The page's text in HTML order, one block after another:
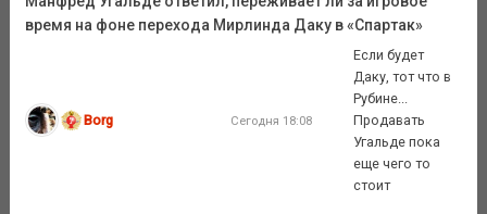
время на фоне перехода Мирлинда Даку в «Спартак»
Borg Сегодня 18:08
Если будет
Даку, тот что в
Рубине...
Продавать
Угальде пока
еще чего то
стоит